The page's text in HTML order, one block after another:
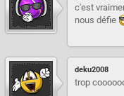
c'est
nous défie
deku2008
trop